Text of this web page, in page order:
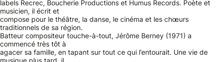
labels Recrec, Boucherie Productions et Humus Records. Poète et
musicien, il écrit et
compose pour le théâtre, la danse, le cinéma et les chœurs
traditionnels de sa région.
Batteur compositeur touche-à-tout, Jérôme Berney (1971) a
commencé très tôt à
agacer sa famille, en tapant sur tout ce qui l’entourait. Une vie de